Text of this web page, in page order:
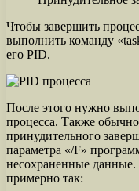
Чтобы завершить
выполнить команду
его PID.
После этого нужно
процесса. Также
принудительного
параметра «/F»
несохраненные данные.
примерно так: